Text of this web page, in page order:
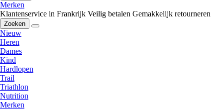
Merken
Klantenservice in Frankrijk Veilig betalen Gemakkelijk retourneren
Zoeken
Nieuw
Heren
Dames
Kind
Hardlopen
Trail
Triathlon
Nutrition
Merken